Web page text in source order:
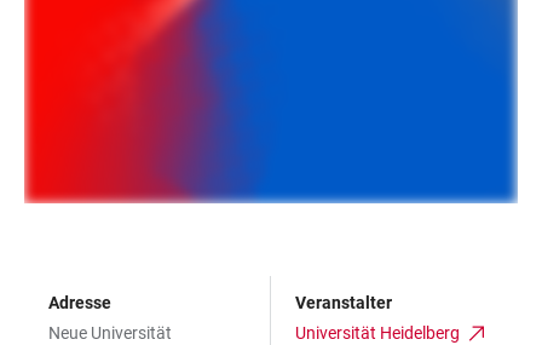
Adresse
Neue Universität
Veranstalter
Universität Heidelberg